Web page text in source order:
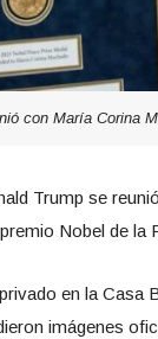
con María Corina
Trump se
Nobel de la
en la Casa
imágenes